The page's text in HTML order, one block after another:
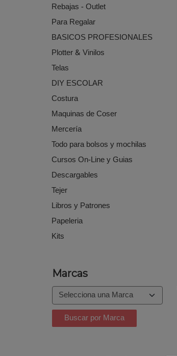
Rebajas - Outlet
Para Regalar
BASICOS PROFESIONALES
Plotter & Vinilos
Telas
DIY ESCOLAR
Costura
Maquinas de Coser
Mercería
Todo para bolsos y mochilas
Cursos On-Line y Guias
Descargables
Tejer
Libros y Patrones
Papeleria
Kits
Marcas